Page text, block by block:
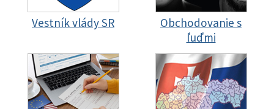
Vestník vlády SR
Obchodovanie s
ľuďmi